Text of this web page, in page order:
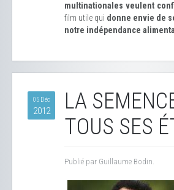
multinationales veulent
film utile qui donne envie de
notre indépendance
05 Déc
2012
LA
TOUS SES
Publié par Guillaume Bodin.